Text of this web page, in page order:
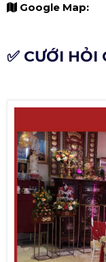
Google Map:
✅ CƯỚI HỎI